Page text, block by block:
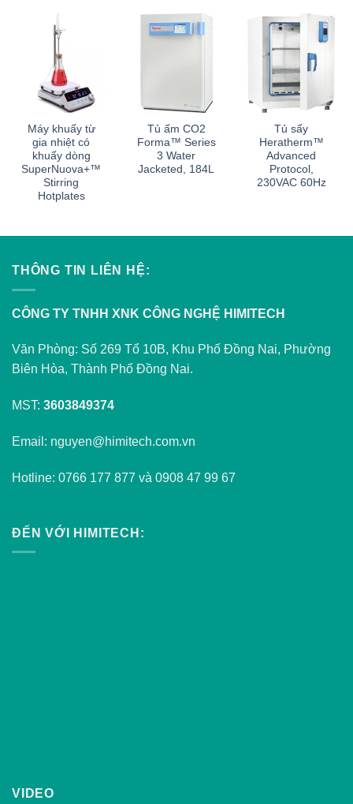
Máy khuấy từ
gia nhiệt có
khuấy dòng
SuperNuova+™
Stirring
Hotplates
Tủ ấm CO2
Forma™ Series
3 Water
Jacketed, 184L
Tủ sấy
Heratherm™
Advanced
Protocol,
230VAC 60Hz
THÔNG TIN LIÊN HỆ:
CÔNG TY TNHH XNK CÔNG NGHỆ HIMITECH
Văn Phòng: Số 269 Tổ 10B, Khu Phố Đồng Nai, Phường
Biên Hòa, Thành Phố Đồng Nai.
MST: 3603849374
Email: nguyen@himitech.com.vn
Hotline: 0766 177 877 và 0908 47 99 67
ĐẾN VỚI HIMITECH:
VIDEO